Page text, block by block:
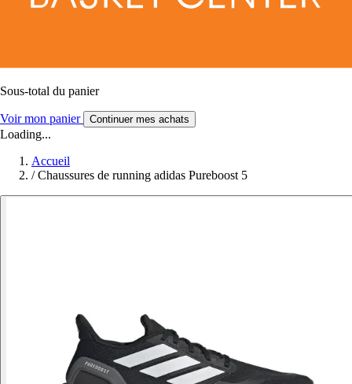
Sous-total du panier
Voir mon panier Continuer mes achats
Loading...
Accueil
/ Chaussures de running adidas Pureboost 5